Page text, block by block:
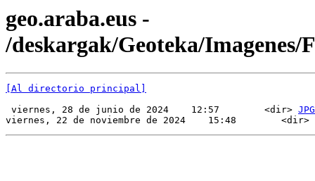
geo.araba.eus -
/deskargak/Geoteka/Imagenes/
[Al directorio principal]
viernes, 28 de junio de 2024    12:57        <dir> JPG
viernes, 22 de noviembre de 2024    15:48        <dir>